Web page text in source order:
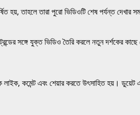
তাহলে তারা পুরো ভিডিওটি শেষ পর্যন্ত
সঙ্গে যুক্ত ভিডিও তৈরি করলে নতুন দর্শকের
কমেন্ট এবং শেয়ার করতে উৎসাহিত হয়। ডুয়েট